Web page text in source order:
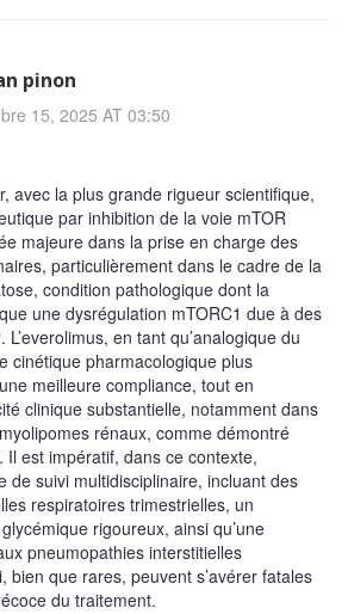
pinon
15, 2025 AT 03:50
avec la plus grande rigueur scientifique,
par inhibition de la voie mTOR
majeure dans la prise en charge des
particulièrement dans le cadre de la
condition pathologique dont la
une dysrégulation mTORC1 due à des
en tant qu’analogique du
cinétique pharmacologique plus
meilleure compliance, tout en
clinique substantielle, notamment dans
rénaux, comme démontré
Il est impératif, dans ce contexte,
de suivi multidisciplinaire, incluant des
respiratoires trimestrielles, un
rigoureux, ainsi qu’une
pneumopathies interstitielles
bien que rares, peuvent s’avérer fatales
du traitement.